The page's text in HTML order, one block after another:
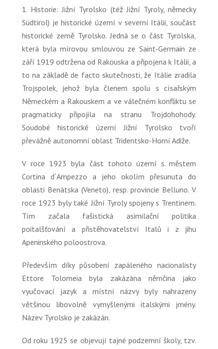
1. Historie: Jižní Tyrolsko (též Jižní Tyroly, německy
Südtirol) je historické území v severní Itálii, součást
historické země Tyrolsko. Jedná se o část Tyrolska,
která byla mírovou smlouvou ze Saint-Germain ze
září 1919 odtržena od Rakouska a připojena k Itálii, a
to na základě de facto skutečnosti, že Itálie zradila
Trojspolek, jehož byla členem spolu s císařským
Německém a Rakouskem a ve válečném konfliktu se
pragmaticky připojila na stranu Trojdohohody.
Soudobé historické území Jižní Tyrolsko tvoří
převážně autonomní oblast Tridentsko-Horní Adiže.
V roce 1923 byla část tohoto území s městem
Cortina d´Ampezzo a jeho okolím přesunuta do
oblasti Benátska (Veneto), resp. provincie Belluno. V
roce 1923 byly také Jižní Tyroly spojeny s Trentinem.
Tím začala fašistická asimilační politika
poitalšťování a přistěhovatelství Italů i z jihu
Apeninského poloostrova.
Především díky působení zapáleného nacionalisty
Ettore Tolomeia byla zakázána němčina jako
vyučovací jazyk a místní názvy byly nahrazeny
většinou libovolně vymyšlenými italskými jmény.
Název Tyrolsko je zakázán.
Od roku 1925 se objevují tajné podzemní školy, tzv.